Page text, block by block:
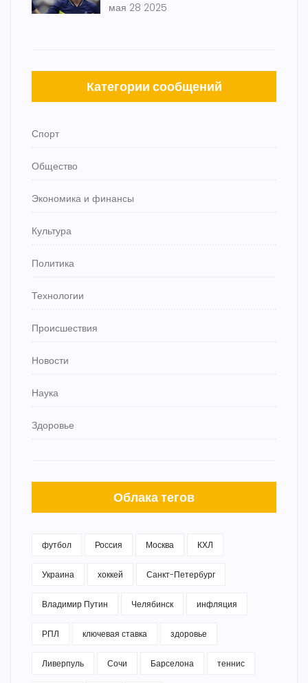
мая 28 2025
Категории сообщений
Спорт
Общество
Экономика и финансы
Культура
Политика
Технологии
Происшествия
Новости
Наука
Здоровье
Облака тегов
футбол Россия Москва КХЛ
Украина хоккей Санкт-Петербург
Владимир Путин Челябинск инфляция
РПЛ ключевая ставка здоровье
Ливерпуль Сочи Барселона теннис